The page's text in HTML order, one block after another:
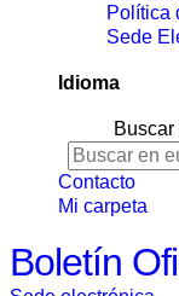
Política
Sede
Idioma
Contacto
Mi carpeta
Boletín